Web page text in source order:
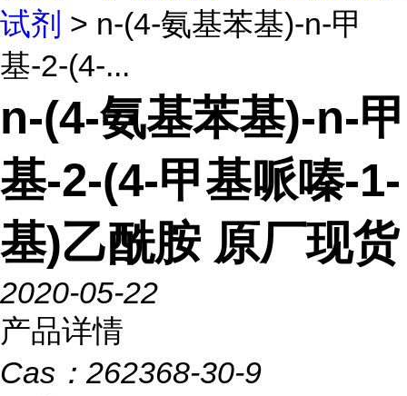
试剂 > n-(4-氨基苯基)-n-甲
基-2-(4-...
n-(4-氨基苯基)-n-甲
基-2-(4-甲基哌嗪-1-
基)乙酰胺 原厂现货
2020-05-22
产品详情
Cas： 262368-30-9